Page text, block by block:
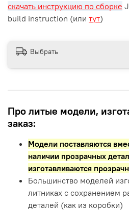
скачать инструкцию по сборке
build instruction (или тут)
Выбрать
Про литые модели,
заказ:
Модели поставляются
наличии прозрачных
изготавливаются
Большинство моделей
литниках с сохранением
деталей (как из коробки)